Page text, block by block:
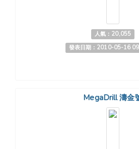
人氣：20,055
發表日期：2010-05-16
MegaDrill 濤金